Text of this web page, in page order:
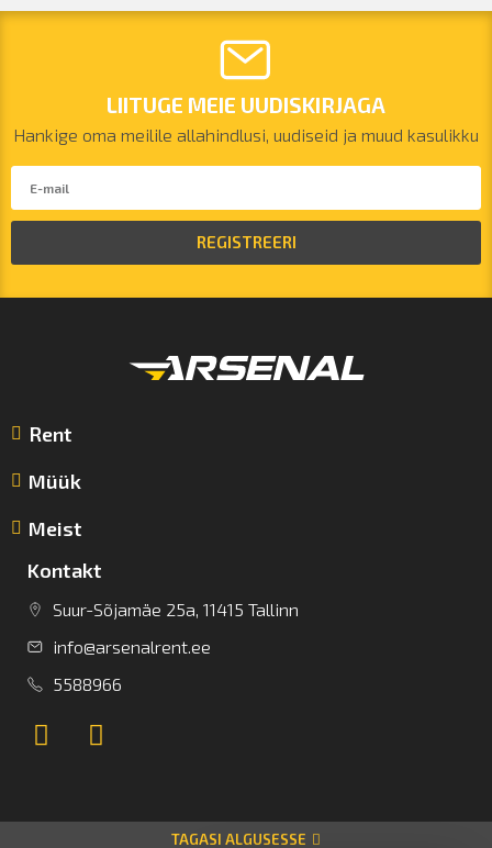
LIITUGE MEIE UUDISKIRJAGA
Hankige oma meilile allahindlusi, uudiseid ja muud kasulikku
REGISTREERI
Rent
Müük
Meist
Kontakt
Suur-Sõjamäe 25a, 11415 Tallinn
info@arsenalrent.ee
5588966
TAGASI ALGUSESSE